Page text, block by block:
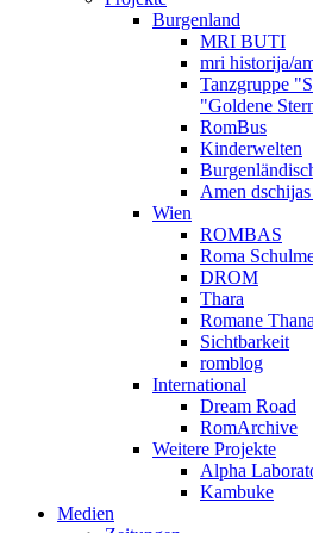
Burgenland
MRI BUTI
mri historija/
Tanzgruppe
"Goldene
RomBus
Kinderwelten
Amen
Wien
ROMBAS
Roma
DROM
Thara
Romane Thana
Sichtbarkeit
romblog
International
Dream Road
RomArchive
Weitere Projekte
Alpha
Kambuke
Medien